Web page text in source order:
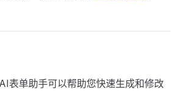
表单助手可以帮助您快速生成和修改